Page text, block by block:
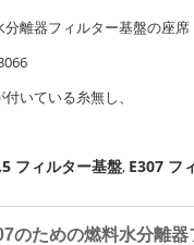
分離器フィルター基盤の座席
いている糸無し、
フィルター基盤, E307 フ
のための燃料水分離